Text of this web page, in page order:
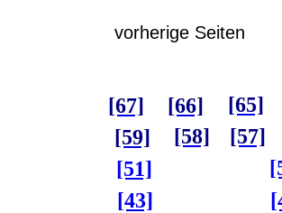
vorherige Seiten
[67] [66]
[65]
[59]
[58]
[57]
[51]
[43]